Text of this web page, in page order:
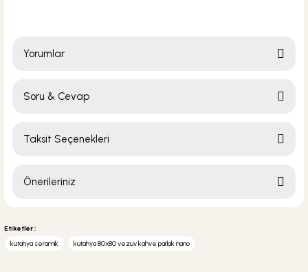
Yorumlar
Soru & Cevap
Taksit Seçenekleri
Önerileriniz
yetersiz gördüğünüz noktaları öneri formunu kullanarak tarafımıza
Görüş ve önerileriniz için teşekkür ederiz.
Etiketler :
kütahya seramik
kütahya 80x80 vezüv kahve parlak nano